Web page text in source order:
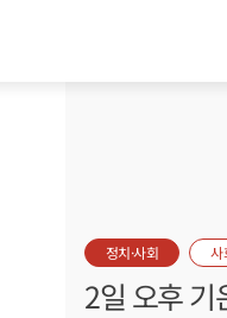
정치·사회 사
2일 오후 기